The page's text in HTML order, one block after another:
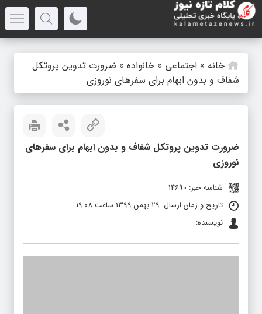
خانه » اجتماعی » خانواده » ضرورت تدوین پروتکل
شفاف و بدون ابهام برای سفرهای نوروزی
ضرورت تدوین پروتکل شفاف و بدون ابهام برای سفرهای
نوروزی
شناسه خبر: 14690
تاریخ و زمان ارسال: 29 بهمن 1399 ساعت 19:08
نویسنده: